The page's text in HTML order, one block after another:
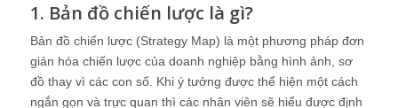
1. Bản đồ chiến lược là gì?
Bản đồ chiến lược (Strategy Map) là một phương pháp đơn
giản hóa chiến lược của doanh nghiệp bằng hình ảnh, sơ
đồ thay vì các con số. Khi ý tưởng được thể hiện một cách
ngắn gọn và trực quan thì các nhân viên sẽ hiểu được định